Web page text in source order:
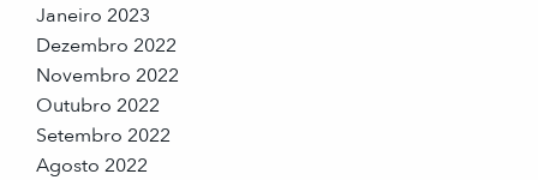
Janeiro 2023
Dezembro 2022
Novembro 2022
Outubro 2022
Setembro 2022
Agosto 2022